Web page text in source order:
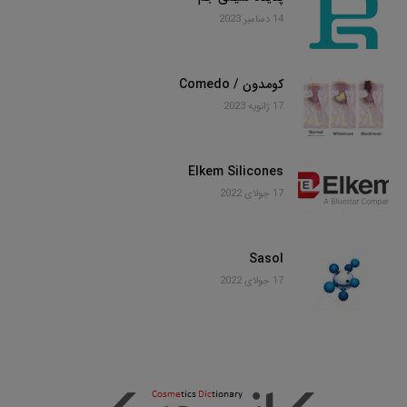
14 دسامبر 2023
کومدون / Comedo
17 ژانویه 2023
Elkem Silicones
17 جولای 2022
Sasol
17 جولای 2022